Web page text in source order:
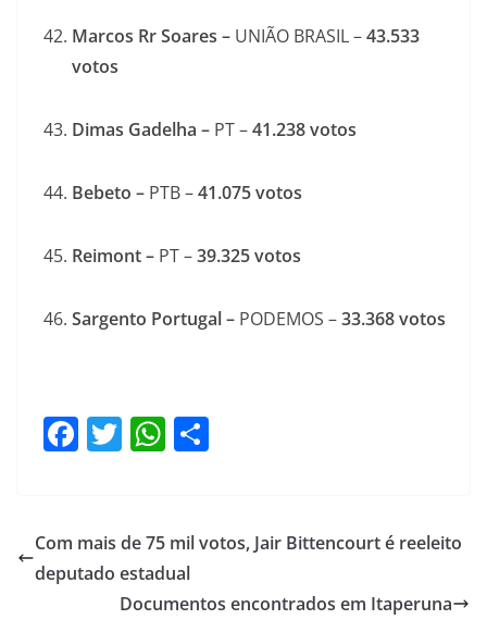
Marcos Rr Soares – UNIÃO BRASIL –43.533
votos
Dimas Gadelha – PT –41.238votos
Bebeto – PTB –41.075 votos
Reimont – PT –39.325votos
Sargento Portugal – PODEMOS –33.368 votos
F
e
b
T
er
W
s
A
p
e
Com mais de 75 mil votos, Jair Bittencourt é reeleito
deputado estadual
Documentos encontrados em Itaperuna